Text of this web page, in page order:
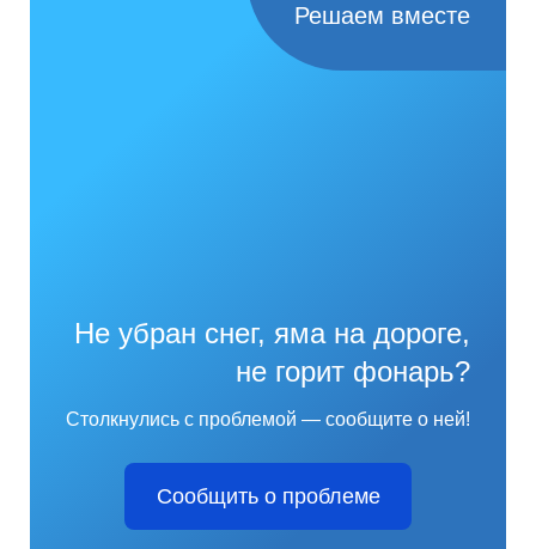
Решаем вместе
Не убран снег, яма на дороге,
не горит фонарь?
Столкнулись с проблемой — сообщите о ней!
Сообщить о проблеме